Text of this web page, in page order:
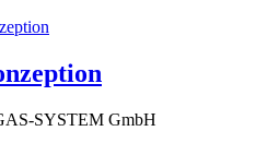
SYSTEM GmbH